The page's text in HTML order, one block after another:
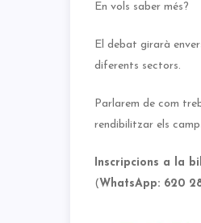
En vols saber més?
El debat girarà
diferents sectors.
Parlarem de com
rendibilitzar els
Inscripcions a la
(WhatsApp: 620